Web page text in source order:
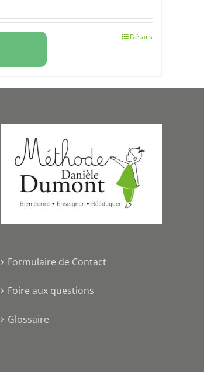
Détails
Formulaire de Contact
Foire aux questions
Glossaire